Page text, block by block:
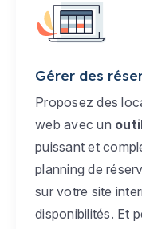
Gérer des
Proposez des
web avec un
puissant et
planning de
sur votre site
disponibilités. Et